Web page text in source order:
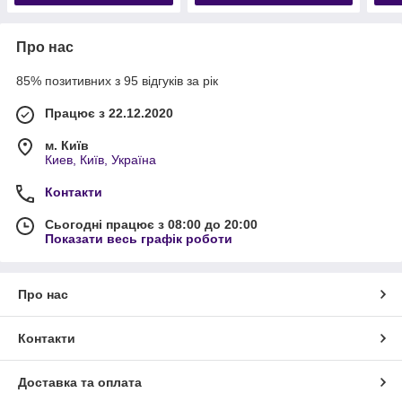
Про нас
85% позитивних з 95 відгуків за рік
Працює з 22.12.2020
м. Київ
Киев, Київ, Україна
Контакти
Сьогодні працює з 08:00 до 20:00
Показати весь графік роботи
Про нас
Контакти
Доставка та оплата